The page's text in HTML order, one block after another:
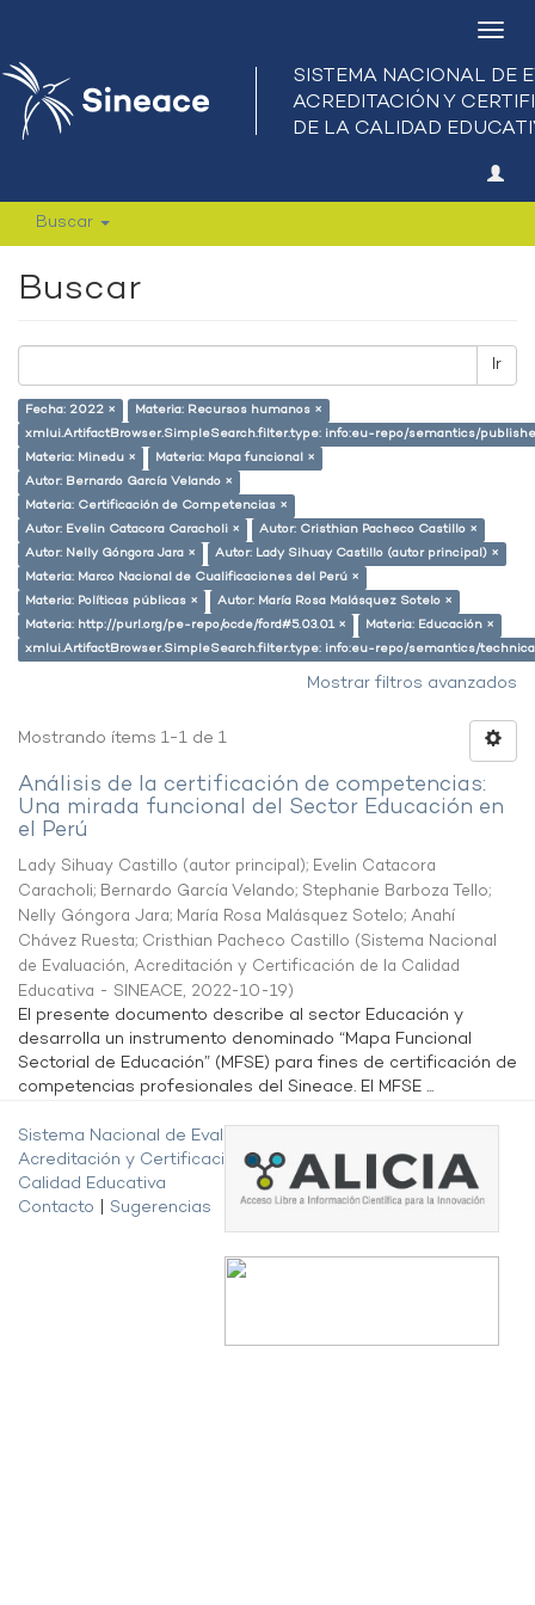
Buscar
Buscar
Ir
Fecha: 2022 ×
Materia: Recursos humanos ×
xmlui.ArtifactBrowser.SimpleSearch.filter.type: info:eu-repo/semantics/
Materia: Minedu ×
Materia: Mapa funcional ×
Autor: Bernardo García Velando ×
Materia: Certificación de Competencias ×
Autor: Evelin Catacora Caracholi ×
Autor: Cristhian Pacheco Castillo ×
Autor: Nelly Góngora Jara ×
Autor: Lady Sihuay Castillo (autor principal) ×
Materia: Marco Nacional de Cualificaciones del Perú ×
Materia: Políticas públicas ×
Autor: María Rosa Malásquez Sotelo ×
Materia: http://purl.org/pe-repo/ocde/ford#5.03.01 ×
Materia: Educación ×
xmlui.ArtifactBrowser.SimpleSearch.filter.type: info:eu-repo/semantics/
Mostrar filtros avanzados
Mostrando ítems 1-1 de 1
Análisis de la certificación de competencias:
Una mirada funcional del Sector Educación en
el Perú
Lady Sihuay Castillo (autor principal); Evelin Catacora
Caracholi; Bernardo García Velando; Stephanie Barboza Tello;
Nelly Góngora Jara; María Rosa Malásquez Sotelo; Anahí
Chávez Ruesta; Cristhian Pacheco Castillo (Sistema Nacional
de Evaluación, Acreditación y Certificación de la Calidad
Educativa - SINEACE, 2022-10-19)
El presente documento describe al sector Educación y
desarrolla un instrumento denominado “Mapa Funcional
Sectorial de Educación” (MFSE) para fines de certificación de
competencias profesionales del Sineace. El MFSE ...
Sistema Nacional de Evaluación,
Acreditación y Certificación de la
Calidad Educativa
Contacto
Sugerencias